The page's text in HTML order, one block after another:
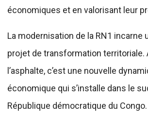
économiques et en valorisant leur
La modernisation de la RN1 incarne
projet de transformation territoriale.
l’asphalte, c’est une nouvelle
économique qui s’installe dans le
République démocratique du Congo.